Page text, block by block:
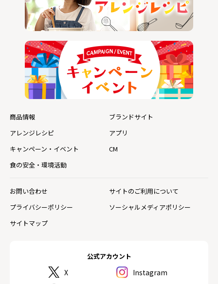
公式アカウント
X
Instagram
商品情報
ブランドサイト
アレンジレシピ
アプリ
キャンペーン・イベント
CM
食の安全・環境活動
お問い合わせ
サイトのご利用について
プライバシーポリシー
ソーシャルメディアポリシー
サイトマップ